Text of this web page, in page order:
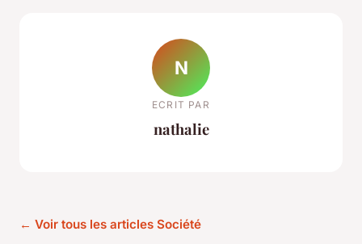
N
ECRIT PAR
nathalie
← Voir tous les articles Société